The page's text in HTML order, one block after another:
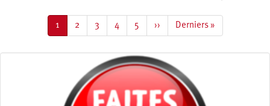
Page
courante
1 Page
2 Page
3 Page
4 Page
5
Page
suivante
››
Dernière
page
Derniers »